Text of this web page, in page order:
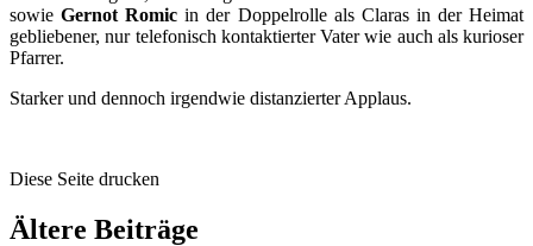
sowieGernot Romic in der Doppelrolle als Claras in der Heimat
gebliebener, nur telefonisch kontaktierter Vater wie auch als kurioser
Pfarrer.
Starker und dennoch irgendwie distanzierter Applaus.
Diese Seite drucken
Ältere Beiträge